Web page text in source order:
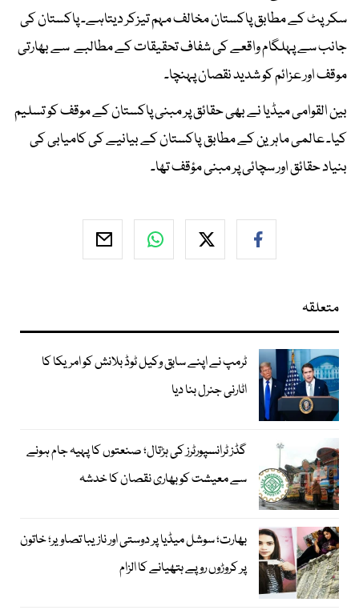
سکرپٹ کے مطابق پاکستان مخالف مہم تیزکر دیتاہے۔ پاکستان کی
جانب سے پہلگام واقعے کی شفاف تحقیقات کے مطالبے سے بھارتی
موقف اور عزائم کو شدید نقصان پہنچا۔
بین القوامی میڈیا نے بھی حقائق پر مبنی پاکستان کے موقف کو تسلیم
کیا۔ عالمی ماہرین کے مطابق پاکستان کے بیانیے کی کامیابی کی
بنیاد حقائق اور سچائی پر مبنی مؤقف تھا۔
متعلقہ
ٹرمپ نے اپنے سابق وکیل ٹوڈ بلانش کو امریکا کا
اٹارنی جنرل بنا دیا
گڈز ٹرانسپورٹرز کی ہڑتال؛ صنعتوں کا پہیہ جام ہونے
سے معیشت کو بھاری نقصان کا خدشہ
بھارت؛ سوشل میڈیا پر دوستی اور نازیبا تصاویر؛ خاتون
پر کروڑوں روپے ہتھیانے کا الزام